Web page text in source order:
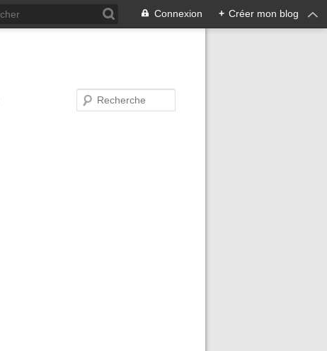
Connexion + Créer mon blog